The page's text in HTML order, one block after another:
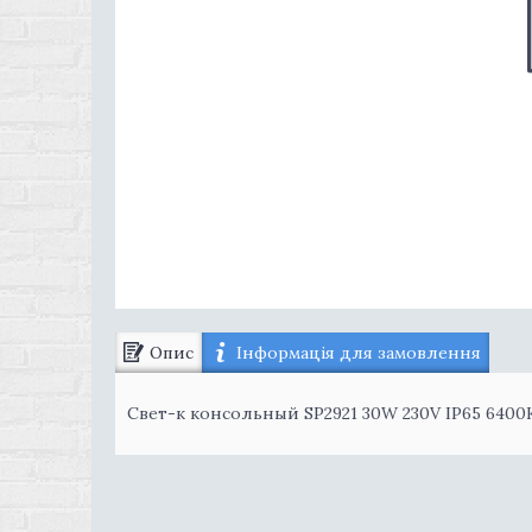
Опис Інформація для замовлення
Свет-к консольный SP2921 30W 230V IP65